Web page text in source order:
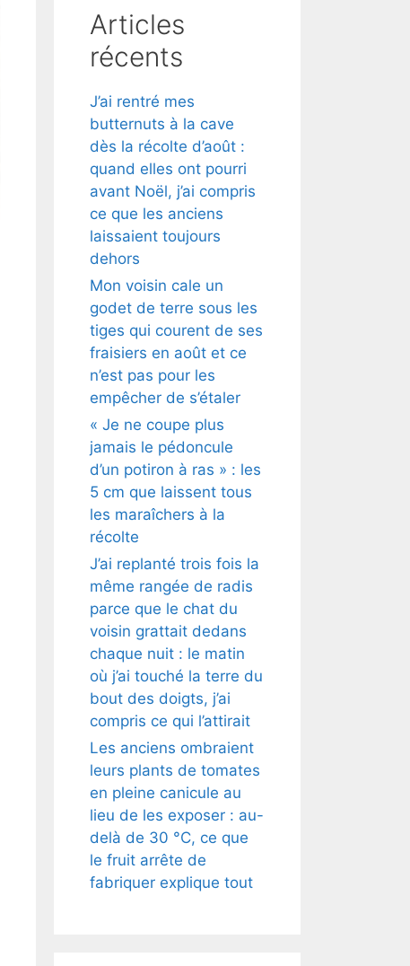
Articles
récents
J’ai rentré mes
butternuts à la cave
dès la récolte d’août :
quand elles ont pourri
avant Noël, j’ai compris
ce que les anciens
laissaient toujours
dehors
Mon voisin cale un
godet de terre sous les
tiges qui courent de ses
fraisiers en août et ce
n’est pas pour les
empêcher de s’étaler
« Je ne coupe plus
jamais le pédoncule
d’un potiron à ras » : les
5 cm que laissent tous
les maraîchers à la
récolte
J’ai replanté trois fois la
même rangée de radis
parce que le chat du
voisin grattait dedans
chaque nuit : le matin
où j’ai touché la terre du
bout des doigts, j’ai
compris ce qui l’attirait
Les anciens ombraient
leurs plants de tomates
en pleine canicule au
lieu de les exposer : au-
delà de 30 °C, ce que
le fruit arrête de
fabriquer explique tout